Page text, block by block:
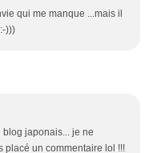
qui me manque ...mais il
)))
japonais... je ne
placé un commentaire lol !!!